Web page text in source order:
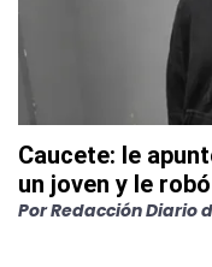
Caucete: le
un joven y le
PorRedacción Diario